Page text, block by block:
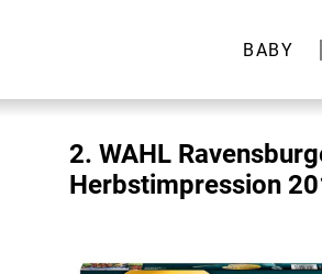
BABY
2. WAHL
Herbstimpression